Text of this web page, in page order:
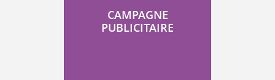
CAMPAGNE
PUBLICITAIRE